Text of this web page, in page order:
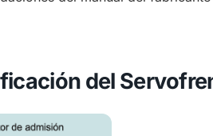
del